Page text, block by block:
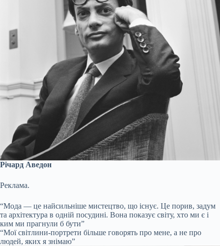
Річард Аведон
Реклама.
“Мода — це найсильніше мистецтво, що існує. Це порив, задум
та архітектура в одній посудині. Вона показує світу, хто ми є і
ким ми прагнули б бути”
“Мої світлини-портрети більше говорять про мене, а не про
людей, яких я знімаю”